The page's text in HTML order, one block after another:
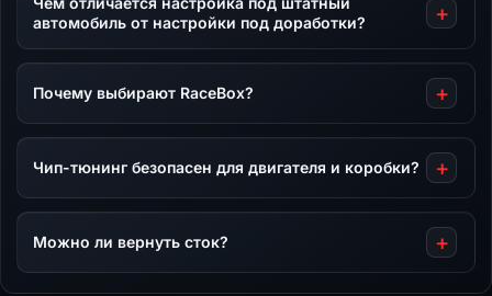
автомобиль от настройки под доработки?
Почему выбирают RaceBox?
Чип-тюнинг безопасен для двигателя и коробки?
Можно ли вернуть сток?